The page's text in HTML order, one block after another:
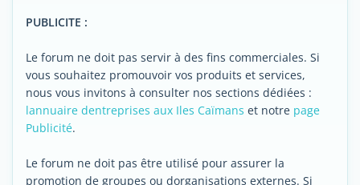
PUBLICITE :
Le forum ne doit pas servir à des fins commerciales. Si
vous souhaitez promouvoir vos produits et services,
nous vous invitons à consulter nos sections dédiées :
lannuaire dentreprises aux Iles Caïmans et notre page
Publicité.
Le forum ne doit pas être utilisé pour assurer la
promotion de groupes ou dorganisations externes. Si